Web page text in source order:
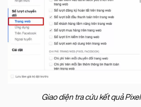
Giao diện tra cứu kết quả